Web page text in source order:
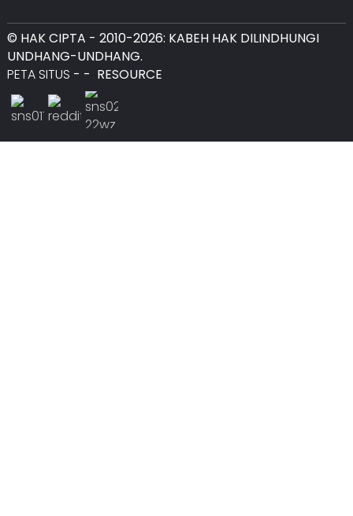
© HAK CIPTA - 2010-2026: KABEH HAK DILINDHUNGI
UNDHANG-UNDHANG.
PETA SITUS - - RESOURCE